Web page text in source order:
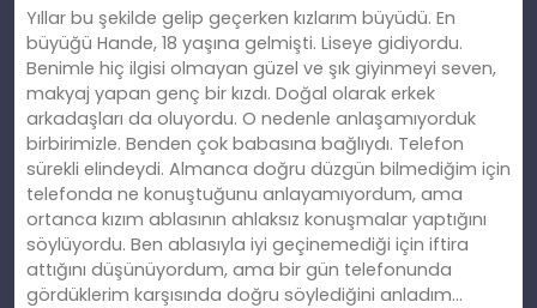
Yıllar bu şekilde gelip geçerken kızlarım büyüdü. En
büyüğü Hande, 18 yaşına gelmişti. Liseye gidiyordu.
Benimle hiç ilgisi olmayan güzel ve şık giyinmeyi seven,
makyaj yapan genç bir kızdı. Doğal olarak erkek
arkadaşları da oluyordu. O nedenle anlaşamıyorduk
birbirimizle. Benden çok babasına bağlıydı. Telefon
sürekli elindeydi. Almanca doğru düzgün bilmediğim için
telefonda ne konuştuğunu anlayamıyordum, ama
ortanca kızım ablasının ahlaksız konuşmalar yaptığını
söylüyordu. Ben ablasıyla iyi geçinemediği için iftira
attığını düşünüyordum, ama bir gün telefonunda
gördüklerim karşısında doğru söylediğini anladım…